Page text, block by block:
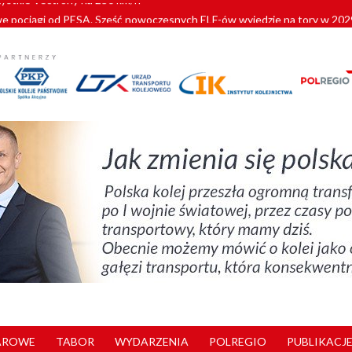
pociągi od PESA. Sześć nowoczesnych ELF-ów wyjedzie na tory w
alkoholu i wjeżdżają na tory
Vectrony na 230 km/h
TABOR WYDARZENIA POLREGIO